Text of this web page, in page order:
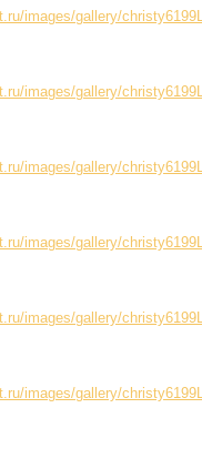
images/gallery/
images/gallery/
images/gallery/
images/gallery/
images/gallery/
images/gallery/